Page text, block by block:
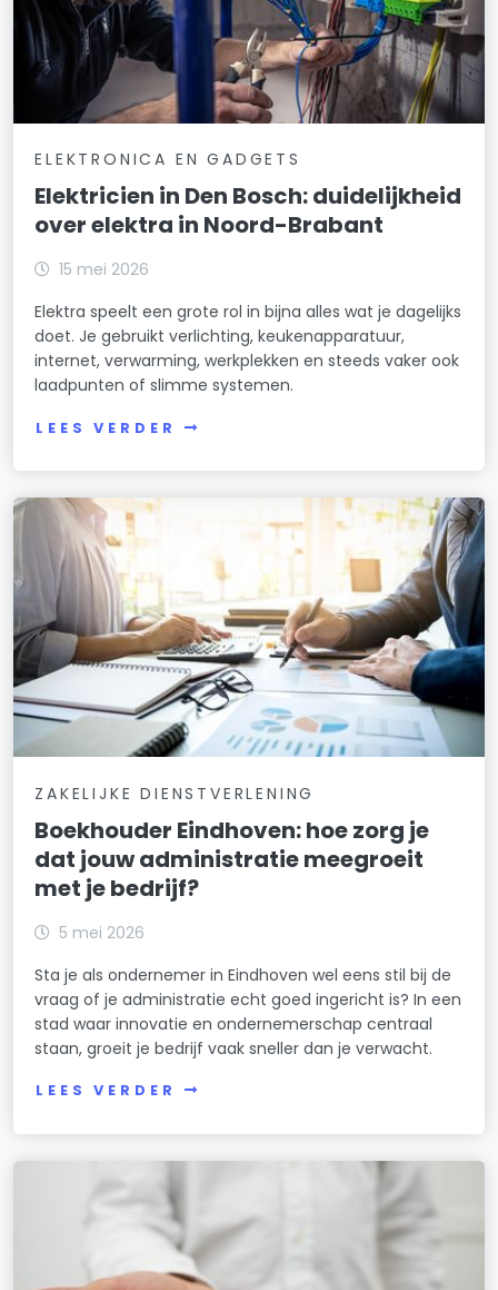
ELEKTRONICA EN GADGETS
Elektricien in Den Bosch: duidelijkheid
over elektra in Noord-Brabant
15 mei 2026
Elektra speelt een grote rol in bijna alles wat je dagelijks
doet. Je gebruikt verlichting, keukenapparatuur,
internet, verwarming, werkplekken en steeds vaker ook
laadpunten of slimme systemen.
LEES VERDER
ZAKELIJKE DIENSTVERLENING
Boekhouder Eindhoven: hoe zorg je
dat jouw administratie meegroeit
met je bedrijf?
5 mei 2026
Sta je als ondernemer in Eindhoven wel eens stil bij de
vraag of je administratie echt goed ingericht is? In een
stad waar innovatie en ondernemerschap centraal
staan, groeit je bedrijf vaak sneller dan je verwacht.
LEES VERDER